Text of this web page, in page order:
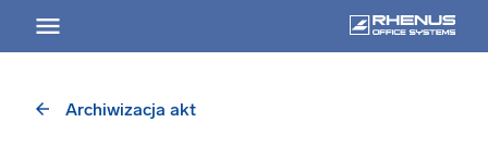
arrow_back Archiwizacja akt